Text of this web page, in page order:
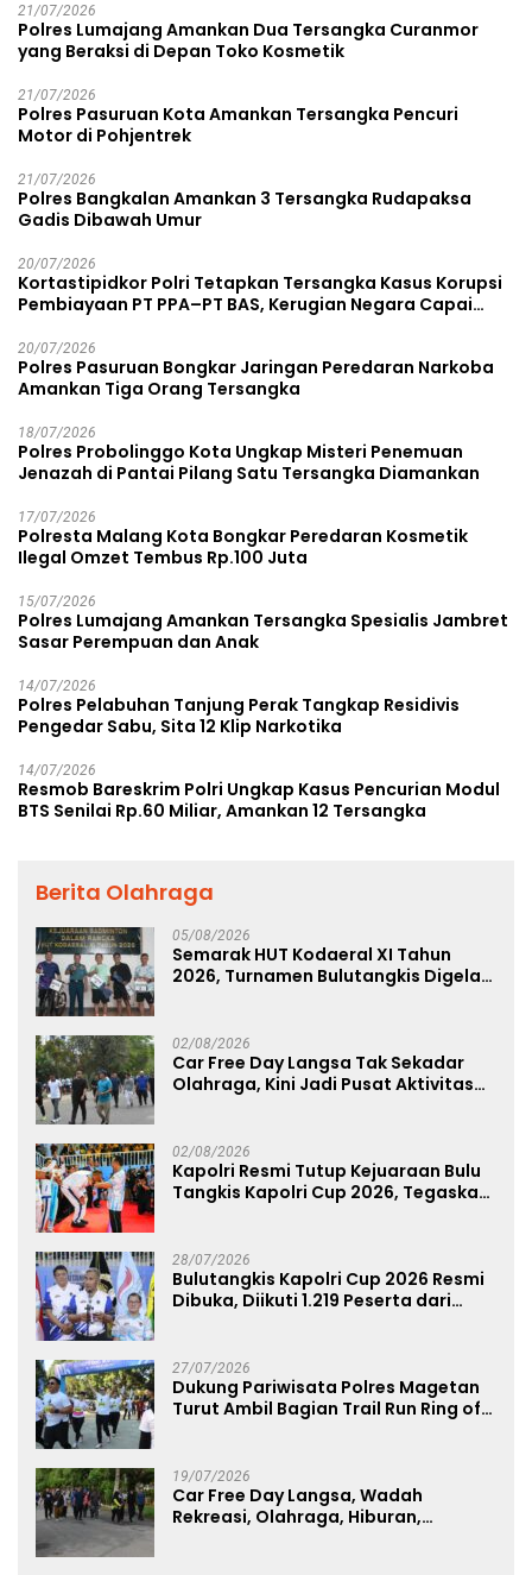
21/07/2026
Polres Lumajang Amankan Dua Tersangka Curanmor
yang Beraksi di Depan Toko Kosmetik
21/07/2026
Polres Pasuruan Kota Amankan Tersangka Pencuri
Motor di Pohjentrek
21/07/2026
Polres Bangkalan Amankan 3 Tersangka Rudapaksa
Gadis Dibawah Umur
20/07/2026
Kortastipidkor Polri Tetapkan Tersangka Kasus Korupsi
Pembiayaan PT PPA–PT BAS, Kerugian Negara Capai
20/07/2026
Polres Pasuruan Bongkar Jaringan Peredaran Narkoba
Amankan Tiga Orang Tersangka
18/07/2026
Polres Probolinggo Kota Ungkap Misteri Penemuan
Jenazah di Pantai Pilang Satu Tersangka Diamankan
17/07/2026
Polresta Malang Kota Bongkar Peredaran Kosmetik
Ilegal Omzet Tembus Rp.100 Juta
15/07/2026
Polres Lumajang Amankan Tersangka Spesialis Jambret
Sasar Perempuan dan Anak
14/07/2026
Polres Pelabuhan Tanjung Perak Tangkap Residivis
Pengedar Sabu, Sita 12 Klip Narkotika
14/07/2026
Resmob Bareskrim Polri Ungkap Kasus Pencurian Modul
BTS Senilai Rp.60 Miliar, Amankan 12 Tersangka
Berita Olahraga
05/08/2026
Semarak HUT Kodaeral XI Tahun
2026, Turnamen Bulutangkis Digelar
02/08/2026
Car Free Day Langsa Tak Sekadar
Olahraga, Kini Jadi Pusat Aktivitas
02/08/2026
Kapolri Resmi Tutup Kejuaraan Bulu
Tangkis Kapolri Cup 2026, Tegaskan
28/07/2026
Bulutangkis Kapolri Cup 2026 Resmi
Dibuka, Diikuti 1.219 Peserta dari
27/07/2026
Dukung Pariwisata Polres Magetan
Turut Ambil Bagian Trail Run Ring of
19/07/2026
Car Free Day Langsa, Wadah
Rekreasi, Olahraga, Hiburan,